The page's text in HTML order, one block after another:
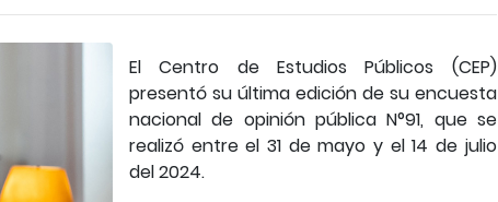
El Centro de Estudios Públicos (CEP)
presentó su última edición de su encuesta
nacional de opinión pública N°91, que se
realizó entre el 31 de mayo y el 14 de julio
del 2024.